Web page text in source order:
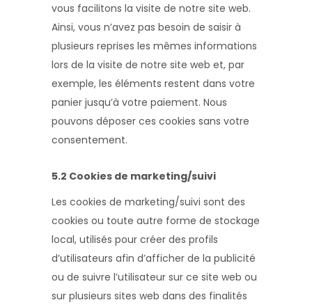
vous facilitons la visite de notre site web.
Ainsi, vous n’avez pas besoin de saisir à
plusieurs reprises les mêmes informations
lors de la visite de notre site web et, par
exemple, les éléments restent dans votre
panier jusqu’à votre paiement. Nous
pouvons déposer ces cookies sans votre
consentement.
5.2 Cookies de marketing/suivi
Les cookies de marketing/suivi sont des
cookies ou toute autre forme de stockage
local, utilisés pour créer des profils
d’utilisateurs afin d’afficher de la publicité
ou de suivre l’utilisateur sur ce site web ou
sur plusieurs sites web dans des finalités